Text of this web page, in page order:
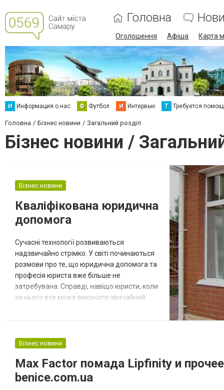
Головна
Оголошення Афіша Карта
И Информация о нас Ф Футбол И Интервью Т Требуется
Головна Бізнес новини Загальний розділ
Бізнес новини /
Бізнес новини
Кваліфікована юридична
допомога
Сучасні технології розвиваються
надзвичайно стрімко. У світі починаються
розмови про те, що юридична допомога та
професія юриста вже більше не
затребувана. Справді, навіщо юристи, коли
за нього все може виконати звичайний
людський фактор. Знаходити нюанси,
гнучний розум, креативність, бути гарним
стратегом та п...
Бізнес новини
Max Factor помада Lipfinity и
benice.com.ua